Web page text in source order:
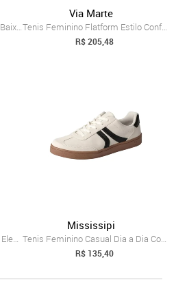
Sapato Feminino Anabela Salto Baixo Conf...
Via Marte
Tenis Feminino Flatform Estilo Conforto ...
R$ 205,48
Bota Feminina Country Conforto Elegante ...
Mississipi
Tenis Feminino Casual Dia a Dia Conforta...
R$ 135,40